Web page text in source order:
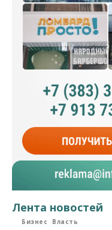
Лента новостей
Бизнес Власть